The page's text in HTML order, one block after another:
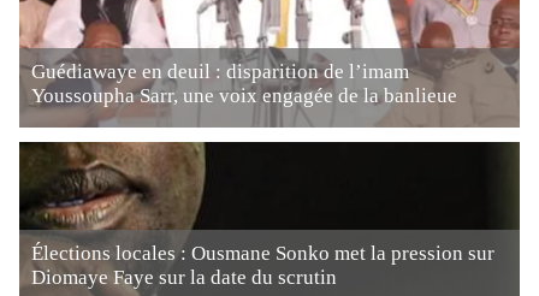
Guédiawaye en deuil : disparition de l’imam
Youssoupha Sarr, une voix engagée de la banlieue
Élections locales : Ousmane Sonko met la pression sur
Diomaye Faye sur la date du scrutin